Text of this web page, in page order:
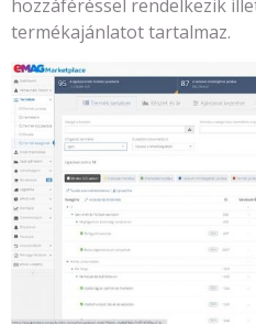
hozzáféréssel rendelkezik
termékajánlatot tartalmaz.